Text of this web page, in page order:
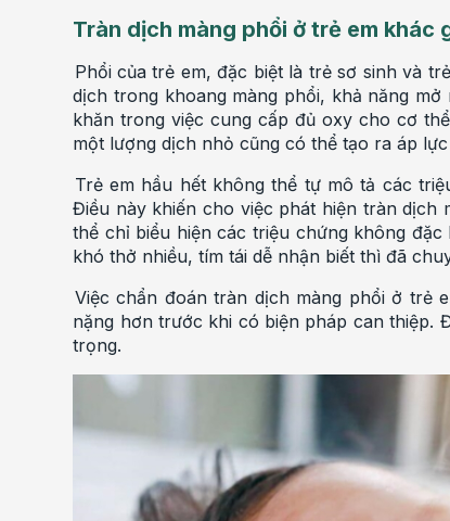
Tràn dịch màng phổi ở trẻ em khác
Phổi của trẻ em, đặc biệt là trẻ sơ sinh và
dịch trong khoang màng phổi, khả năng
khăn trong việc cung cấp đủ oxy cho cơ
một lượng dịch nhỏ cũng có thể tạo ra áp
Trẻ em hầu hết không thể tự mô tả các
Điều này khiến cho việc phát hiện tràn dịch
thể chỉ biểu hiện các triệu chứng không
khó thở nhiều, tím tái dễ nhận biết thì đã
Việc chẩn đoán tràn dịch màng phổi ở trẻ
nặng hơn trước khi có biện pháp can thiệp.
trọng.